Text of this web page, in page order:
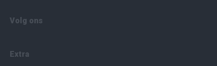
Volg ons
Extra